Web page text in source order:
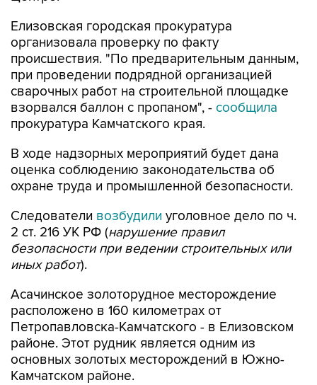
Елизовская городская прокуратура
организовала проверку по факту
происшествия. "По предварительным данным,
при проведении подрядной организацией
сварочных работ на строительной площадке
взорвался баллон с пропаном", - сообщила
прокуратура Камчатского края.
В ходе надзорных мероприятий будет дана
оценка соблюдению законодательства об
охране труда и промышленной безопасности.
Следователи возбудили уголовное дело по ч.
2 ст. 216 УК РФ (нарушение правил
безопасности при ведении строительных или
иных работ).
Асачинское золоторудное месторождение
расположено в 160 километрах от
Петропавловска-Камчатского - в Елизовском
районе. Этот рудник является одним из
основных золотых месторождений в Южно-
Камчатском районе.